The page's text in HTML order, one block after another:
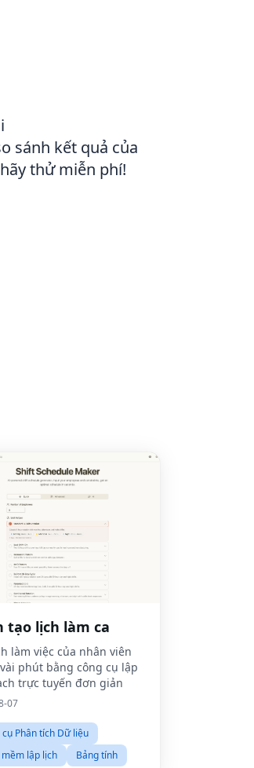
sánh kết quả của
thử miễn phí!
tạo lịch làm ca
làm việc của nhân viên
phút bằng công cụ lập
trực tuyến đơn giản
07
cụ Phân tích Dữ liệu
mềm lập lịch
Bảng tính